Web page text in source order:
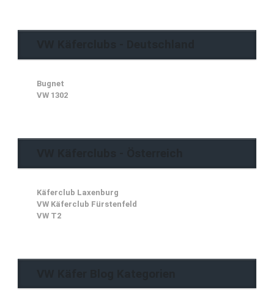
Bugnet
VW 1302
Käferclub Laxenburg
VW Käferclub Fürstenfeld
VW T2